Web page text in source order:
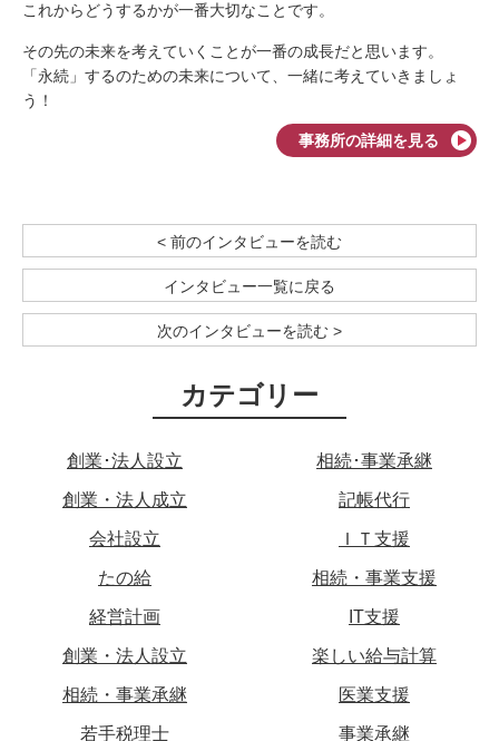
これからどうするかが一番大切なことです。
その先の未来を考えていくことが一番の成長だと思います。
「永続」するのための未来について、一緒に考えていきましょ
う！
事務所の詳細を見る
< 前のインタビューを読む
インタビュー一覧に戻る
次のインタビューを読む >
カテゴリー
創業･法人設立 相続･事業承継
創業・法人成立 記帳代行
会社設立 ＩＴ支援
たの給 相続・事業支援
経営計画 IT支援
創業・法人設立 楽しい給与計算
相続・事業承継 医業支援
若手税理士 事業承継